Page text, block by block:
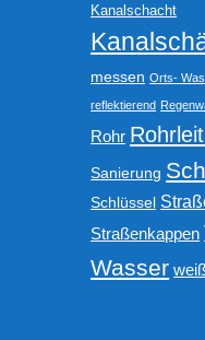
Kanalschacht
messen Orts-
reflektierend
Rohr
Sanierung
Schlüssel
Straßenkappen
Wasser